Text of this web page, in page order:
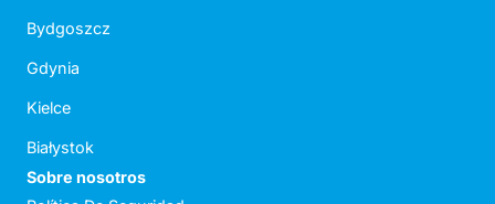
Bydgoszcz
Gdynia
Kielce
Białystok
Sobre nosotros